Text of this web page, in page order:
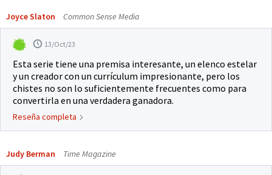
Joyce Slaton Common Sense Media
13/Oct/23
Esta serie tiene una premisa interesante, un elenco estelar
y un creador con un currículum impresionante, pero los
chistes no son lo suficientemente frecuentes como para
convertirla en una verdadera ganadora.
Reseña completa
Judy Berman Time Magazine